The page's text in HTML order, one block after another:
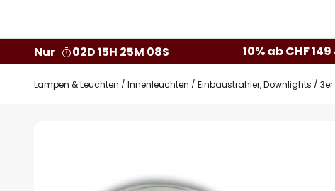
Nur
02D 15H 25M 07S 10% ab CHF
Lampen & Leuchten Innenleuchten Einbaustrahler, Downlights